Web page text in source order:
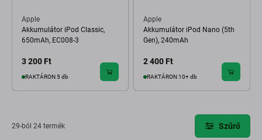
Apple
Akkumulátor iPod Classic,
650mAh, EC008-3
3 200 Ft
RAKTÁRON 5 db
Apple
Akkumulátor iPod Nano (5th
Gen), 240mAh
2 400 Ft
RAKTÁRON 10+ db
29-ból 24 termék Szűrő